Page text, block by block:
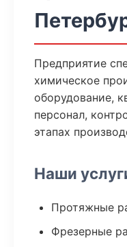
Предприятие
химическое
оборудование,
персонал,
этапах
Наши
Протяжные
Фрезерные